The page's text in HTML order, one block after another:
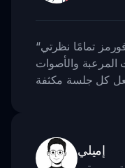
“تمامًا نظرتي
والأصوات
إميلي